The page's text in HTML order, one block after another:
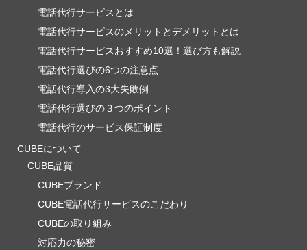
電話代行サービスとは
電話代行サービスのメリットとデメリットとは
電話代行サービスおすすめ10選！選び方も解説
電話代行選びの6つの注意点
電話代行導入の3大失敗例
電話代行選びの３つのポイント
電話代行のサービス保証制度
CUBEについて
CUBE品質
CUBEブランド
CUBE電話代行サービスのこだわり
CUBEの取り組み
対応力の秘密